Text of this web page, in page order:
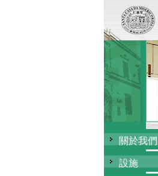
關於我們
設施